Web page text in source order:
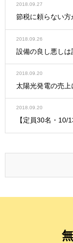
2018.09.27
節税に頼らない方
2018.09.26
設備の良し悪しは
2018.09.20
太陽光発電の売上
2018.09.20
【定員30名・